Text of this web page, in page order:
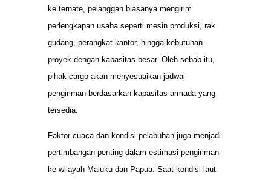
ke ternate, pelanggan biasanya mengirim
perlengkapan usaha seperti mesin produksi, rak
gudang, perangkat kantor, hingga kebutuhan
proyek dengan kapasitas besar. Oleh sebab itu,
pihak cargo akan menyesuaikan jadwal
pengiriman berdasarkan kapasitas armada yang
tersedia.
Faktor cuaca dan kondisi pelabuhan juga menjadi
pertimbangan penting dalam estimasi pengiriman
ke wilayah Maluku dan Papua. Saat kondisi laut